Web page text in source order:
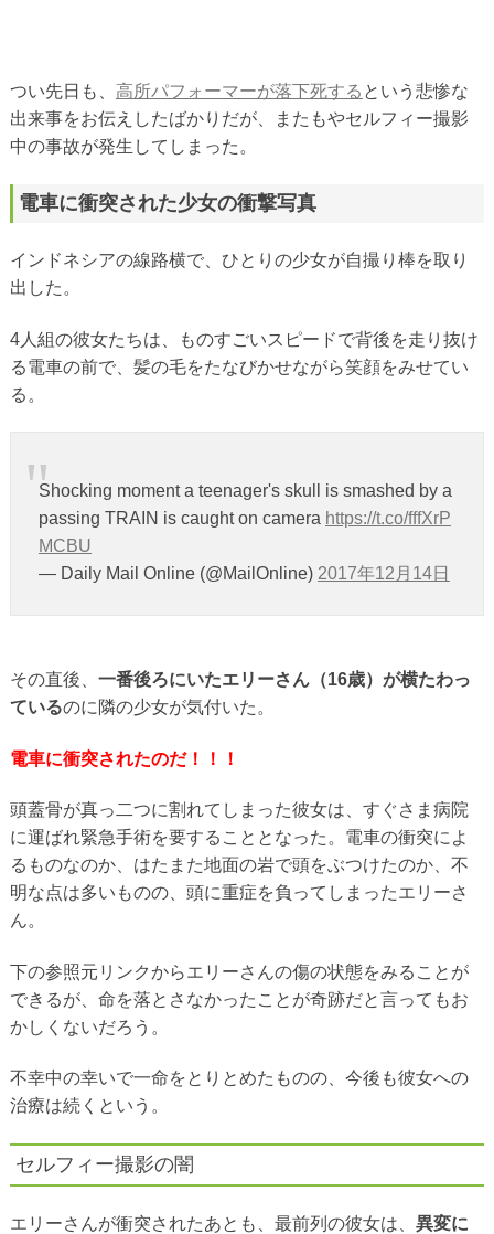
つい先日も、 高所パフォーマーが落下死する という悲惨な
出来事をお伝えしたばかりだが、またもやセルフィー撮影
中の事故が発生してしまった。
電車に衝突された少女の衝撃写真
インドネシアの線路横で、ひとりの少女が自撮り棒を取り
出した。
4人組の彼女たちは、ものすごいスピードで背後を走り抜け
る電車の前で、髪の毛をたなびかせながら笑顔をみせてい
る。
Shocking moment a teenager's skull is smashed by a
passing TRAIN is caught on camera https://t.co/fffXrP
MCBU
— Daily Mail Online (@MailOnline) 2017年12月14日
その直後、 一番後ろにいたエリーさん（16歳）が横たわっ
ているのに隣の少女が気付いた。
電車に衝突されたのだ！！！
頭蓋骨が真っ二つに割れてしまった彼女は、すぐさま病院
に運ばれ緊急手術を要することとなった。電車の衝突によ
るものなのか、はたまた地面の岩で頭をぶつけたのか、不
明な点は多いものの、頭に重症を負ってしまったエリーさ
ん。
下の参照元リンクからエリーさんの傷の状態をみることが
できるが、命を落とさなかったことが奇跡だと言ってもお
かしくないだろう。
不幸中の幸いで一命をとりとめたものの、今後も彼女への
治療は続くという。
セルフィー撮影の闇
エリーさんが衝突されたあとも、最前列の彼女は、 異変に